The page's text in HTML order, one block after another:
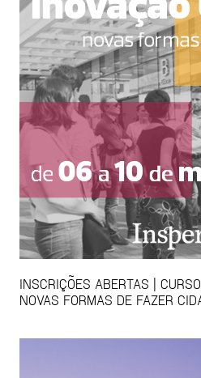
INSCRIÇÕES ABERTAS |
NOVAS FORMAS DE FAZER